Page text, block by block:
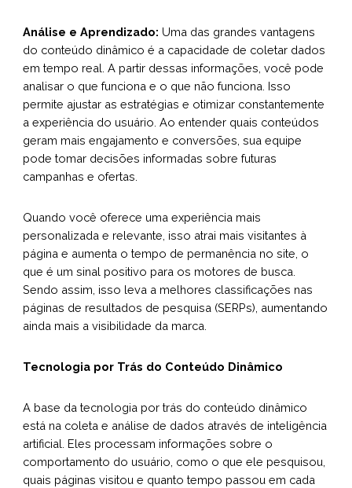
Análise e Aprendizado: Uma das grandes vantagens
do conteúdo dinâmico é a capacidade de coletar dados
em tempo real. A partir dessas informações, você pode
analisar o que funciona e o que não funciona. Isso
permite ajustar as estratégias e otimizar constantemente
a experiência do usuário. Ao entender quais conteúdos
geram mais engajamento e conversões, sua equipe
pode tomar decisões informadas sobre futuras
campanhas e ofertas.
Quando você oferece uma experiência mais
personalizada e relevante, isso atrai mais visitantes à
página e aumenta o tempo de permanência no site, o
que é um sinal positivo para os motores de busca.
Sendo assim, isso leva a melhores classificações nas
páginas de resultados de pesquisa (SERPs), aumentando
ainda mais a visibilidade da marca.
Tecnologia por Trás do Conteúdo Dinâmico
A base da tecnologia por trás do conteúdo dinâmico
está na coleta e análise de dados através de inteligência
artificial. Eles processam informações sobre o
comportamento do usuário, como o que ele pesquisou,
quais páginas visitou e quanto tempo passou em cada